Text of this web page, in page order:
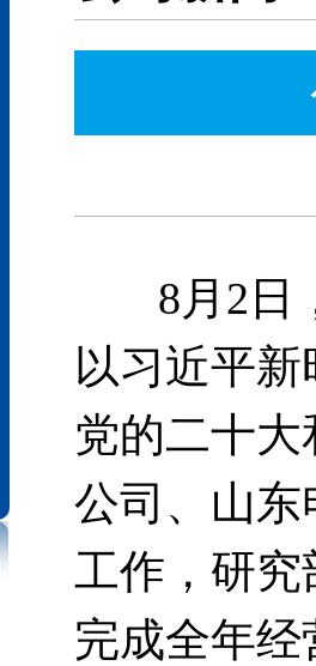
8月2日，
以习近平
党的二十
公司、山
工作，研
完成全年